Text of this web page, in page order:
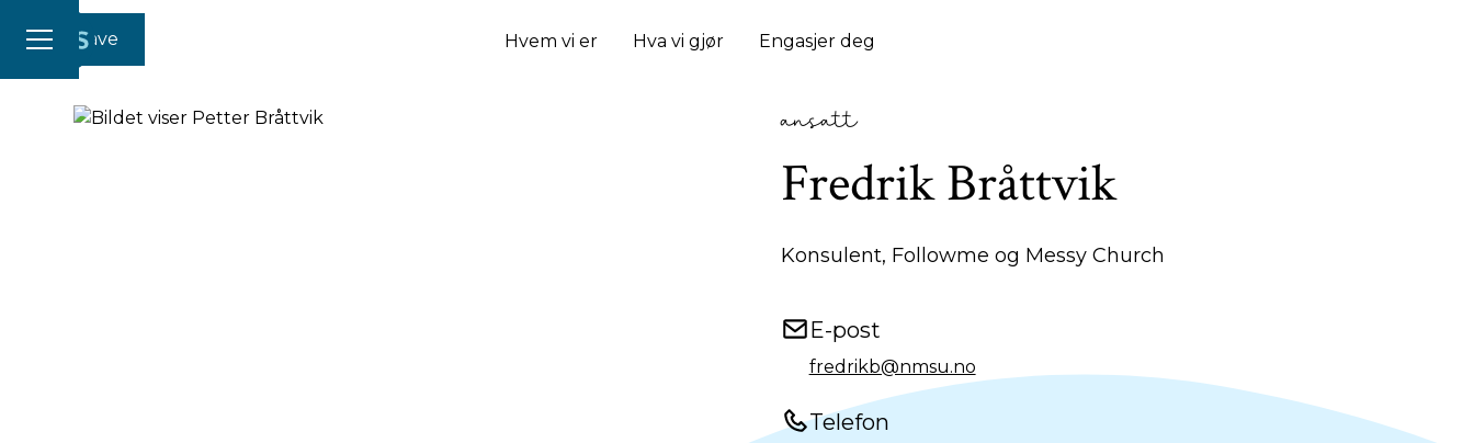
Hvem vi er Hva vi gjør Engasjer deg
Gi en gave
ansatt
Fredrik Bråttvik
Konsulent, Followme og Messy Church
E-post
fredrikb@nmsu.no
Telefon